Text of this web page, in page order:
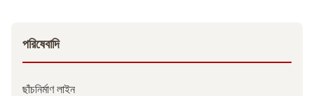
পরিষেবাদি
ছাঁচনির্মাণ লাইন